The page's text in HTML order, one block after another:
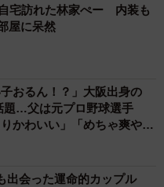
宅訪れた林家ぺー 内装も
屋に呆然
子おるん！？」大阪出身の
題…父は元プロ野球選手
りかわいい」「めちゃ爽や
出会った運命的カップル